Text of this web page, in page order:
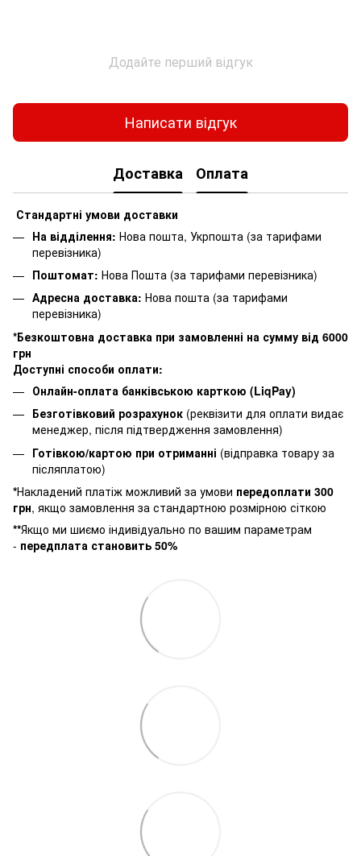
Додайте перший відгук
Написати відгук
Доставка Оплата
Стандартні умови доставки
На відділення: Нова пошта, Укрпошта (за тарифами
перевізника)
Поштомат: Нова Пошта (за тарифами перевізника)
Адресна доставка: Нова пошта (за тарифами
перевізника)
*Безкоштовна доставка при замовленні на сумму від 6000
грн
Доступні способи оплати:
Онлайн-оплата банківською карткою (LiqPay)
Безготівковий розрахунок (реквізити для оплати видає
менеджер, після підтвердження замовлення)
Готівкою/картою при отриманні (відправка товару за
післяплатою)
*Накладений платіж можливий за умови передоплати 300
грн, якщо замовлення за стандартною розмірною сіткою
**Якщо ми шиємо індивідуально по вашим параметрам
- передплата становить 50%